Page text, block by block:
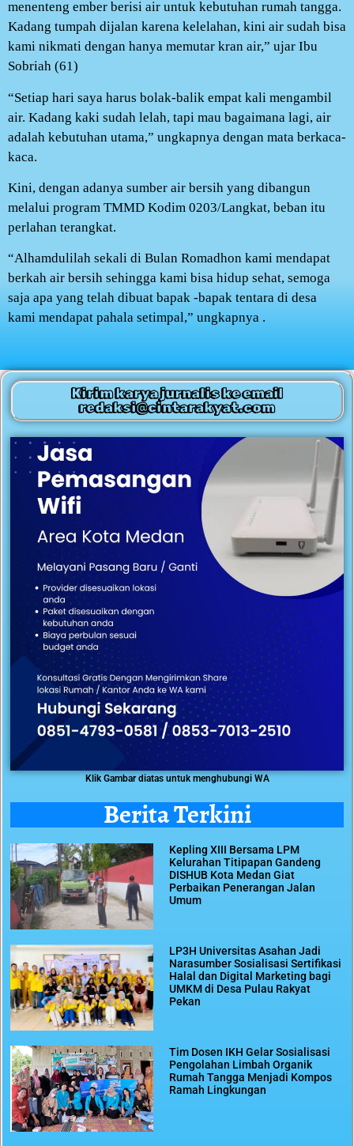
menenteng ember berisi air untuk kebutuhan rumah tangga.
Kadang tumpah dijalan karena kelelahan, kini air sudah bisa
kami nikmati dengan hanya memutar kran air,” ujar Ibu
Sobriah (61)
“Setiap hari saya harus bolak-balik empat kali mengambil
air. Kadang kaki sudah lelah, tapi mau bagaimana lagi, air
adalah kebutuhan utama,” ungkapnya dengan mata berkaca-
kaca.
Kini, dengan adanya sumber air bersih yang dibangun
melalui program TMMD Kodim 0203/Langkat, beban itu
perlahan terangkat.
“Alhamdulilah sekali di Bulan Romadhon kami mendapat
berkah air bersih sehingga kami bisa hidup sehat, semoga
saja apa yang telah dibuat bapak -bapak tentara di desa
kami mendapat pahala setimpal,” ungkapnya .
Kirim karya jurnalis ke email
redaksi@cintarakyat.com
Klik Gambar diatas untuk menghubungi WA
Berita Terkini
Kepling XIII Bersama LPM
Kelurahan Titipapan Gandeng
DISHUB Kota Medan Giat
Perbaikan Penerangan Jalan
Umum
LP3H Universitas Asahan Jadi
Narasumber Sosialisasi Sertifikasi
Halal dan Digital Marketing bagi
UMKM di Desa Pulau Rakyat
Pekan
Tim Dosen IKH Gelar Sosialisasi
Pengolahan Limbah Organik
Rumah Tangga Menjadi Kompos
Ramah Lingkungan